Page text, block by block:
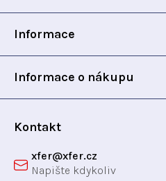
p
Informace
Informace o nákupu
Kontakt
xfer@xfer.cz